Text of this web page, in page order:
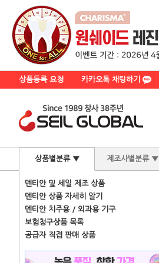
상품등록 요청 카카오톡 채팅하기
상품별분류 ▼ 제조사별분류 ▼
덴티안 및 세일 제조 상품
덴티안 상품 자세히 알기
덴티안 치주용 / 외과용 기구
보험청구상품 목록
공급자 직접 판매 상품